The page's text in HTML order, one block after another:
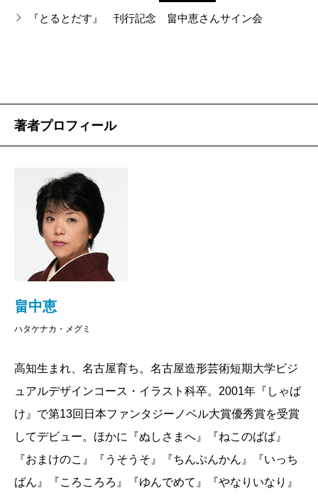
とにかく奇妙な事件に巻き込まれる。なにより愛され
ることに甘んじていないため、せっせと布団を抜け出
しては自ら事件に関わり、並み外れたやさしさで騒動
に首を突っ込んでは、妖や周りの人たちに助けられな
がら、鋭い推理で解決し、人の想いを労わり、妖を救
い、病と戦い、一歩一歩成長していく。さらなる魅力
は、世代を超えて色あせない作品だということ。ミュ
ージカルに足を運んで下さった方の中には「お母さん
の本棚に『しゃばけ』があったので読みました！」と
言っていた方が少なくない。短編が多く、若い人でも
る一言が待ち受けており、一気に心を鷲掴みにされ
る。日本ファンタジーノベル大賞優秀賞だけではな
く、錚々たる候補作をおさえて吉川英治文庫賞を受賞
したことでも頷けるだろう。
そして、最新刊の『とるとだす』では、驚くことに
一太郎ではなく、父親の藤兵衛が突然倒れてしまう。
『とるとだす』 刊行記念 畠中恵さんサイン会
著者プロフィール
畠中恵
ハタケナカ・メグミ
高知生まれ、名古屋育ち。名古屋造形芸術短期大学ビジ
ュアルデザインコース・イラスト科卒。2001年『しゃば
け』で第13回日本ファンタジーノベル大賞優秀賞を受賞
してデビュー。ほかに『ぬしさまへ』『ねこのばば』
『おまけのこ』『うそうそ』『ちんぷんかん』『いっち
ばん』『ころころろ』『ゆんでめて』『やなりいなり』